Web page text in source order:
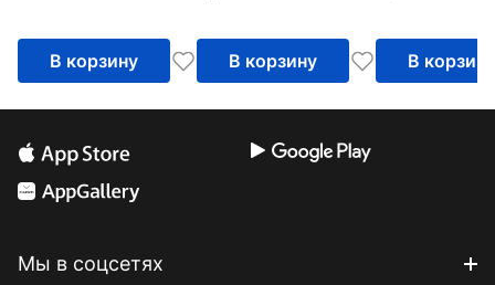
В корзину В корзину В корзину
Мы в соцсетях